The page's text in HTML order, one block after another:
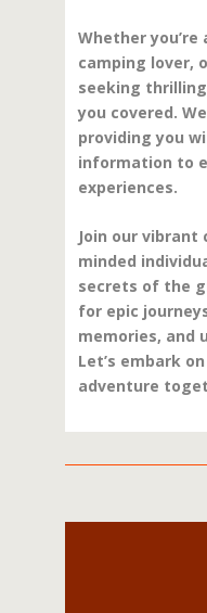
Whether
camping lover,
seeking
you covered.
providing you
information to
experiences.
Join our
minded
secrets of the
for epic
memories, and
Let’s embark
adventure